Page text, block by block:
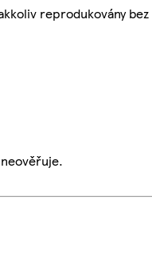
reprodukovány